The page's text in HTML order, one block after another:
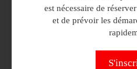
est nécessaire de
et de prévoir les